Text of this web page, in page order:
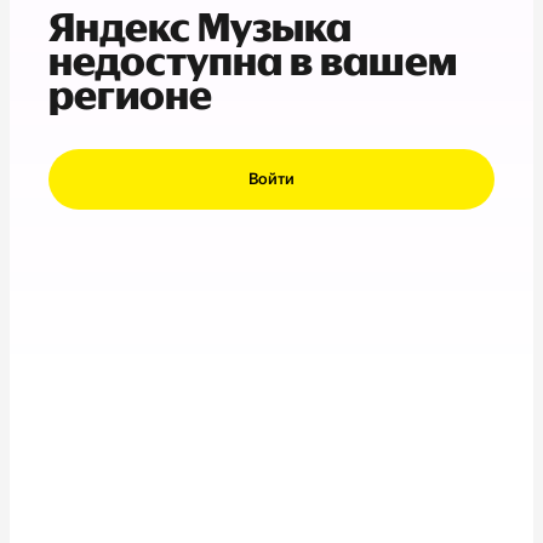
Яндекс Музыка
недоступна в вашем
регионе
Войти